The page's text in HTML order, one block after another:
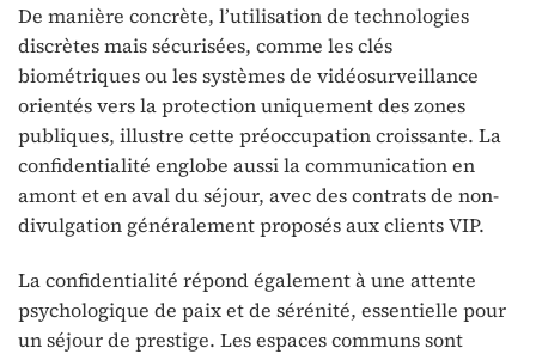
De manière concrète, l’utilisation de technologies
discrètes mais sécurisées, comme les clés
biométriques ou les systèmes de vidéosurveillance
orientés vers la protection uniquement des zones
publiques, illustre cette préoccupation croissante. La
confidentialité englobe aussi la communication en
amont et en aval du séjour, avec des contrats de non-
divulgation généralement proposés aux clients VIP.
La confidentialité répond également à une attente
psychologique de paix et de sérénité, essentielle pour
un séjour de prestige. Les espaces communs sont